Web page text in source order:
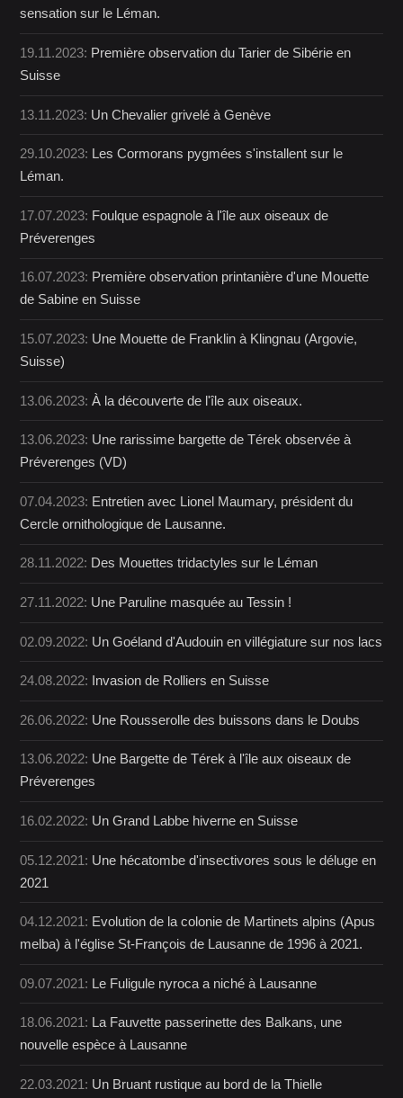
sensation sur le Léman.
19.11.2023: Première observation du Tarier de Sibérie en
Suisse
13.11.2023: Un Chevalier grivelé à Genève
29.10.2023: Les Cormorans pygmées s'installent sur le
Léman.
17.07.2023: Foulque espagnole à l'île aux oiseaux de
Préverenges
16.07.2023: Première observation printanière d'une Mouette
de Sabine en Suisse
15.07.2023: Une Mouette de Franklin à Klingnau (Argovie,
Suisse)
13.06.2023:À la découverte de l'île aux oiseaux.
13.06.2023: Une rarissime bargette de Térek observée à
Préverenges (VD)
07.04.2023: Entretien avec Lionel Maumary, président du
Cercle ornithologique de Lausanne.
28.11.2022: Des Mouettes tridactyles sur le Léman
27.11.2022: Une Paruline masquée au Tessin !
02.09.2022: Un Goéland d'Audouin en villégiature sur nos lacs
24.08.2022: Invasion de Rolliers en Suisse
26.06.2022: Une Rousserolle des buissons dans le Doubs
13.06.2022: Une Bargette de Térek à l'île aux oiseaux de
Préverenges
16.02.2022: Un Grand Labbe hiverne en Suisse
05.12.2021: Une hécatombe d'insectivores sous le déluge en
2021
04.12.2021: Evolution de la colonie de Martinets alpins (Apus
melba) à l'église St-François de Lausanne de 1996 à 2021.
09.07.2021: Le Fuligule nyroca a niché à Lausanne
18.06.2021: La Fauvette passerinette des Balkans, une
nouvelle espèce à Lausanne
22.03.2021: Un Bruant rustique au bord de la Thielle